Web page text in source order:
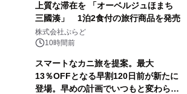
上質な滞在を 「オーベルジュほまち
三國湊」 1泊2食付の旅行商品を発売
株式会社ぷらど
10時間前
スマートなカニ旅を提案。最大
13％OFFとなる早割120日前が新たに
登場。早めの計画でいつもと変わらぬ